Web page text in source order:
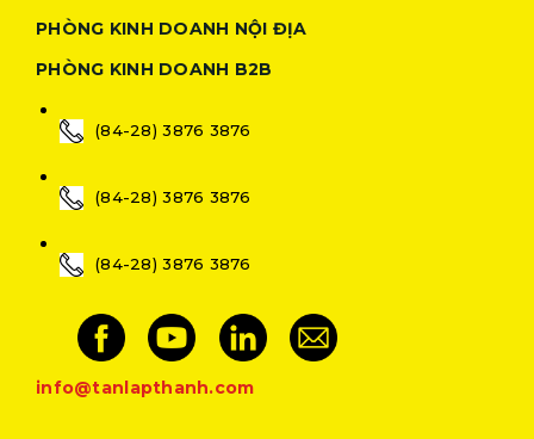
PHÒNG KINH DOANH NỘI ĐỊA
PHÒNG KINH DOANH B2B
(84-28) 3876 3876
(84-28) 3876 3876
(84-28) 3876 3876
info@tanlapthanh.com